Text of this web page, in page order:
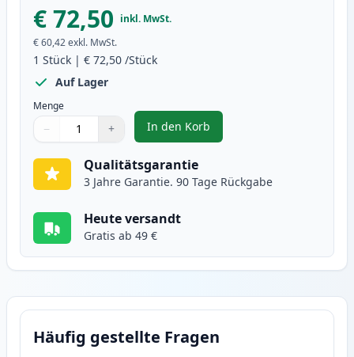
€ 72,50 inkl. MwSt.
€ 60,42exkl. MwSt.
1 Stück | € 72,50 /Stück
Auf Lager
Menge
Verwenden Sie die Tasten, um anzupassen
− +
1
In den Korb
, Canon 046H (1251C002) gelb
Qualitätsgarantie
3 Jahre Garantie. 90 Tage Rückgabe
Heute versandt
Gratis ab 49 €
Häufig gestellte Fragen